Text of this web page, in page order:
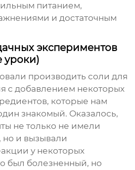
питанием,
и достаточным
экспериментов
уроки)
производить соли для
с добавлением некоторых
которые нам
знакомый. Оказалось,
не только не имели
но и вызывали
у некоторых
был болезненный, но